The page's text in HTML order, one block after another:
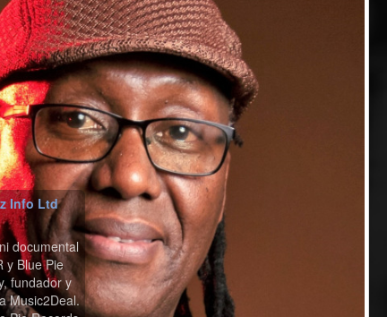
Info Ltd
documental
y Blue Pie
fundador y
Music2Deal.